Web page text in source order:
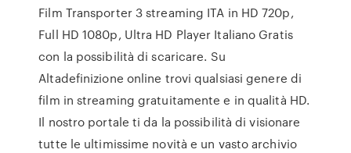
Film Transporter 3 streaming ITA in HD 720p,
Full HD 1080p, Ultra HD Player Italiano Gratis
con la possibilità di scaricare. Su
Altadefinizione online trovi qualsiasi genere di
film in streaming gratuitamente e in qualità HD.
Il nostro portale ti da la possibilità di visionare
tutte le ultimissime novità e un vasto archivio